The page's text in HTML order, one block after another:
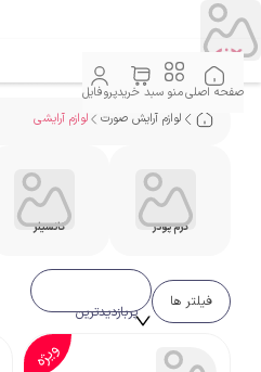
صفحه اصلیمنو سبد خریدپروفایل
لوازم آرایش صورت
لوازم آرایشی
کرم پودر کانسیلر
پربازدیدترین
فیلتر ها
ویژه